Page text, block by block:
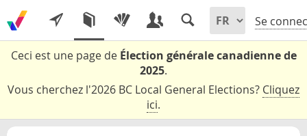
Se
Ceci est une page de Élection générale canadienne de
2025.
Vous cherchez l'2026 BC Local General Elections? Cliquez
ici.